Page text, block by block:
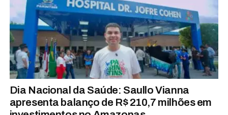
Dia Nacional da Saúde: Saullo Vianna
apresenta balanço de R$ 210,7 milhões em